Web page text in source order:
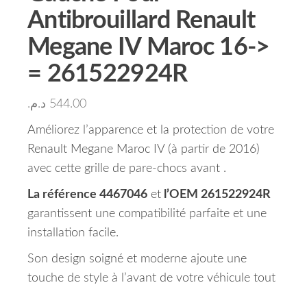
Antibrouillard Renault
Megane IV Maroc 16->
= 261522924R
544.00 د.م.
Améliorez l’apparence et la protection de votre
Renault Megane Maroc IV (à partir de 2016)
avec cette grille de pare-chocs avant .
La référence 4467046 et l’OEM 261522924R
garantissent une compatibilité parfaite et une
installation facile.
Son design soigné et moderne ajoute une
touche de style à l’avant de votre véhicule tout